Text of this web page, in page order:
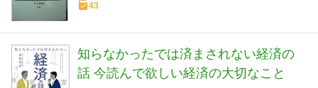
43
知らなかったでは済まされない経済の
話 今読んで欲しい経済の大切なこと